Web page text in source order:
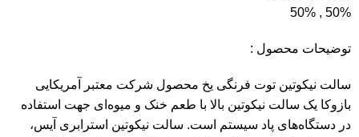
50% , 50%
توضیحات محصول :
سالت نیکوتین توت فرنگی یخ محصول شرکت معتبر آمریکایی
بازوکا یک سالت نیکوتین بالا با طعم خنک و میوه‌ای جهت استفاده
در دستگاه‌های پاد سیستم است. سالت نیکوتین استرابری آیس،